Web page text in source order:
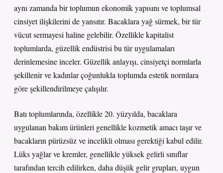
aynı zamanda bir toplumun ekonomik yapısını ve toplumsal
cinsiyet ilişkilerini de yansıtır. Bacaklara yağ sürmek, bir tür
vücut sermayesi haline gelebilir. Özellikle kapitalist
toplumlarda, güzellik endüstrisi bu tür uygulamaları
derinlemesine inceler. Güzellik anlayışı, cinsiyetçi normlarla
şekillenir ve kadınlar çoğunlukla toplumda estetik normlara
göre şekillendirilmeye çalışılır.
Batı toplumlarında, özellikle 20. yüzyılda, bacaklara
uygulanan bakım ürünleri genellikle kozmetik amacı taşır ve
bacakların pürüzsüz ve incelikli olması gerektiği kabul edilir.
Lüks yağlar ve kremler, genellikle yüksek gelirli sınıflar
tarafından tercih edilirken, daha düşük gelir grupları, uygun